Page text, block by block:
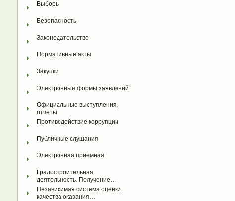
Выборы
Безопасность
Законодательство
Нормативные акты
Закупки
Электронные формы заявлений
Официальные выступления,
отчеты
Противодействие коррупции
Публичные слушания
Электронная приемная
Градостроительная
деятельность. Получение…
Независимая система оценки
качества оказания…